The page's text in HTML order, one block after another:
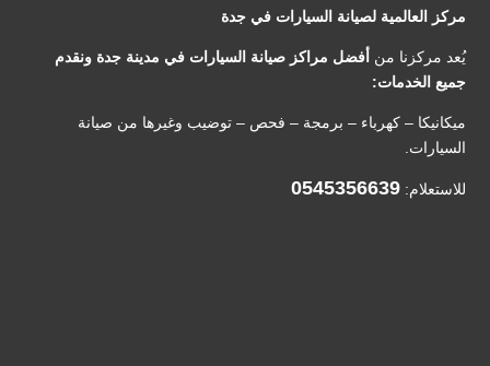
مركز العالمية لصيانة السيارات في جدة
يُعد مركزنا من أفضل مراكز صيانة السيارات في مدينة جدة ونقدم
جميع الخدمات:
ميكانيكا – كهرباء – برمجة – فحص – توضيب وغيرها من صيانة
السيارات.
للاستعلام: 0545356639